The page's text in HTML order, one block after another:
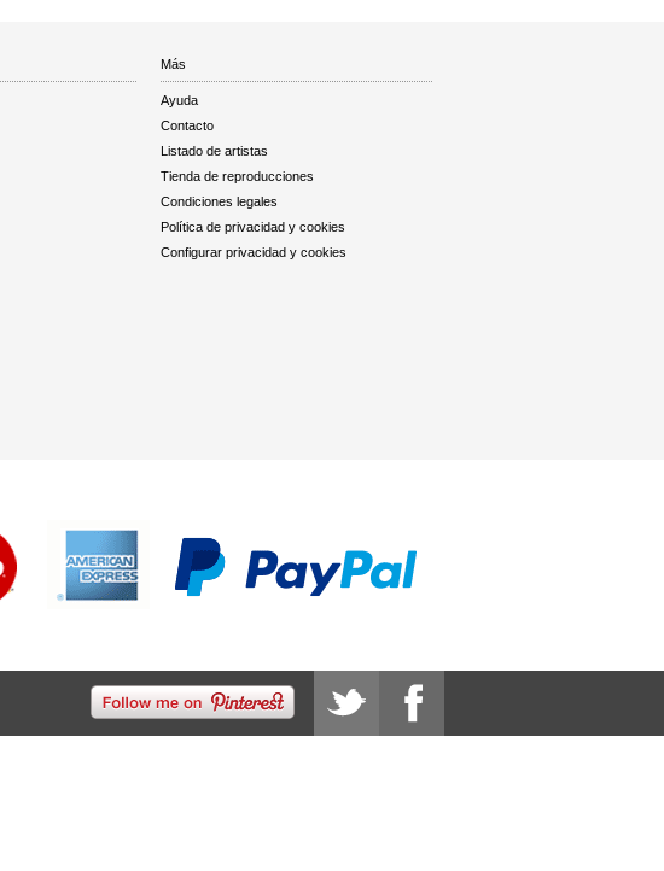
Más
Ayuda
Contacto
Listado de artistas
Tienda de reproducciones
Condiciones legales
Política de privacidad y cookies
Configurar privacidad y cookies